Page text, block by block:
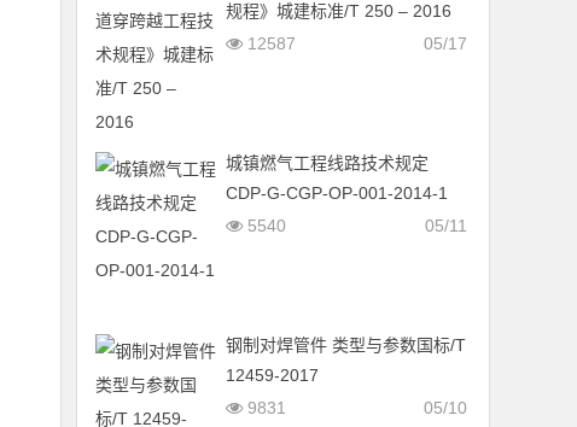
规程》城建标准/T 250 – 2016
05/17
12587
城镇燃气工程线路技术规定
CDP-G-CGP-OP-001-2014-1
05/11
5540
钢制对焊管件 类型与参数国标/T
12459-2017
05/10
9831